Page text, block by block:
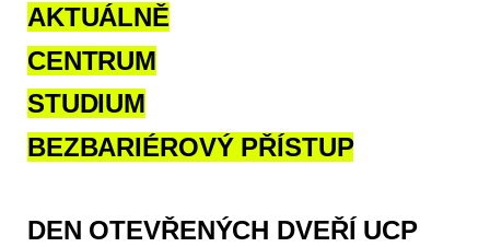
AKTUÁLNĚ
CENTRUM
STUDIUM
BEZBARIÉROVÝ PŘÍSTUP
DEN OTEVŘENÝCH DVEŘÍ UCP